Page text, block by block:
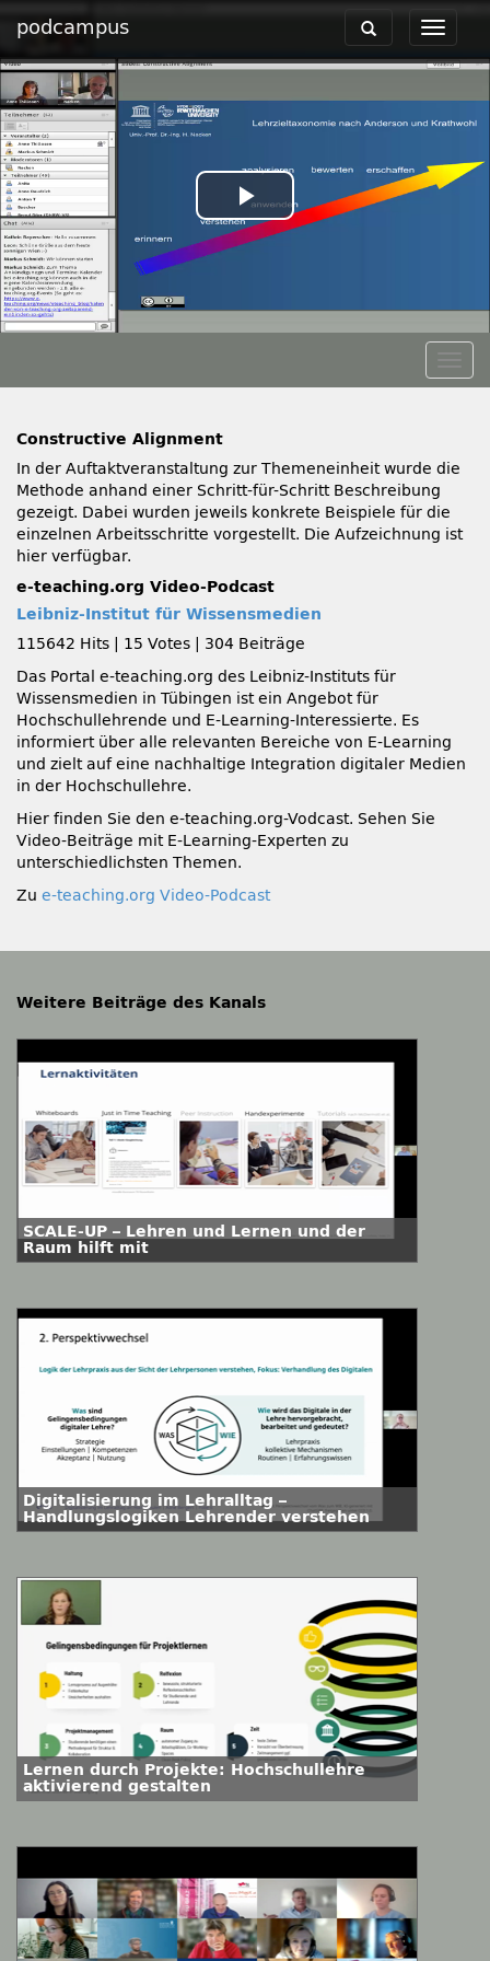
podcampus
Toggle
Toggle
navigation
Play
Constructive Alignment
In der Auftaktveranstaltung zur Themeneinheit wurde die
Methode anhand einer Schritt-für-Schritt Beschreibung
gezeigt. Dabei wurden jeweils konkrete Beispiele für die
einzelnen Arbeitsschritte vorgestellt. Die Aufzeichnung ist
hier verfügbar.
e-teaching.org Video-Podcast
Leibniz-Institut für Wissensmedien
115642 Hits
15 Votes
304 Beiträge
Das Portal e-teaching.org des Leibniz-Instituts für
Wissensmedien in Tübingen ist ein Angebot für
Hochschullehrende und E-Learning-Interessierte. Es
informiert über alle relevanten Bereiche von E-Learning
und zielt auf eine nachhaltige Integration digitaler Medien
in der Hochschullehre.
Hier finden Sie den e-teaching.org-Vodcast. Sehen Sie
Video-Beiträge mit E-Learning-Experten zu
unterschiedlichsten Themen.
Zu e-teaching.org Video-Podcast
Weitere Beiträge des Kanals
SCALE-UP – Lehren und Lernen und der
Raum hilft mit
Digitalisierung im Lehralltag –
Handlungslogiken Lehrender verstehen
Lernen durch Projekte: Hochschullehre
aktivierend gestalten